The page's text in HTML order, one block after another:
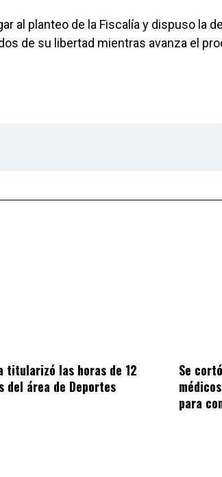
al planteo de la Fiscalía y dispuso la
de su libertad mientras avanza el
titularizó las horas de 12
del área de Deportes
Se
para